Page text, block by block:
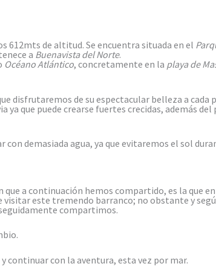
612mts de altitud. Se encuentra situada en el
a Buenavista del Norte.
Océano Atlántico, concretamente en la playa de
disfrutaremos de su espectacular belleza a cada
que puede crearse fuertes crecidas, además
demasiada agua, ya que evitaremos el sol
que a continuación hemos compartido, es la que
este tremendo barranco; no obstante y
compartimos.
continuar con la aventura, esta vez por mar.